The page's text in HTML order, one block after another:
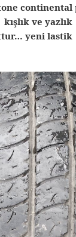
continental
ve
yeni lastik